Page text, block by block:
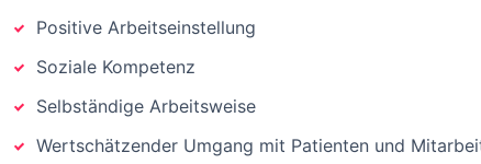
Positive Arbeitseinstellung
Soziale Kompetenz
Selbständige Arbeitsweise
Wertschätzender Umgang mit Patienten und